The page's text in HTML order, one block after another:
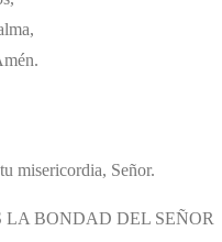
misericordia, Señor.
LA BONDAD DEL SEÑOR